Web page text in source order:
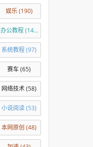
娱乐(190)
办公教程(144)
系统教程(97)
赛车(65)
网络技术(58)
小说阅读(53)
本网原创 (48)